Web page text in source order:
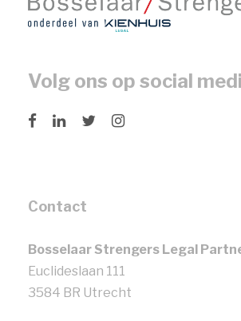
Volg ons op social
Contact
Bosselaar Strengers Legal
Euclideslaan 111
3584 BR Utrecht